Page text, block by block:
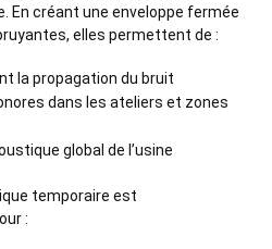
En créant une enveloppe fermée
elles permettent de :
la propagation du bruit
dans les ateliers et zones
global de l’usine
temporaire est
: